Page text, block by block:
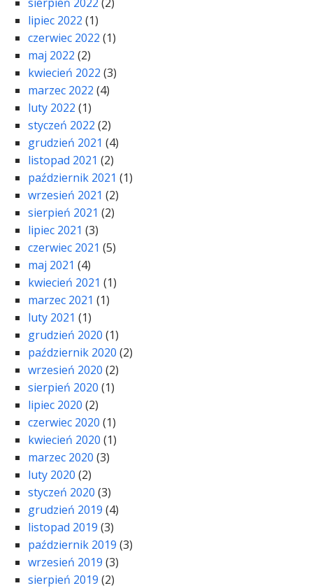
lipiec 2022 (1)
czerwiec 2022 (1)
maj 2022 (2)
kwiecień 2022 (3)
marzec 2022 (4)
luty 2022 (1)
styczeń 2022 (2)
grudzień 2021 (4)
listopad 2021 (2)
październik 2021 (1)
wrzesień 2021 (2)
sierpień 2021 (2)
lipiec 2021 (3)
czerwiec 2021 (5)
maj 2021 (4)
kwiecień 2021 (1)
marzec 2021 (1)
luty 2021 (1)
grudzień 2020 (1)
październik 2020 (2)
wrzesień 2020 (2)
sierpień 2020 (1)
lipiec 2020 (2)
czerwiec 2020 (1)
kwiecień 2020 (1)
marzec 2020 (3)
luty 2020 (2)
styczeń 2020 (3)
grudzień 2019 (4)
listopad 2019 (3)
październik 2019 (3)
wrzesień 2019 (3)
sierpień 2019 (2)